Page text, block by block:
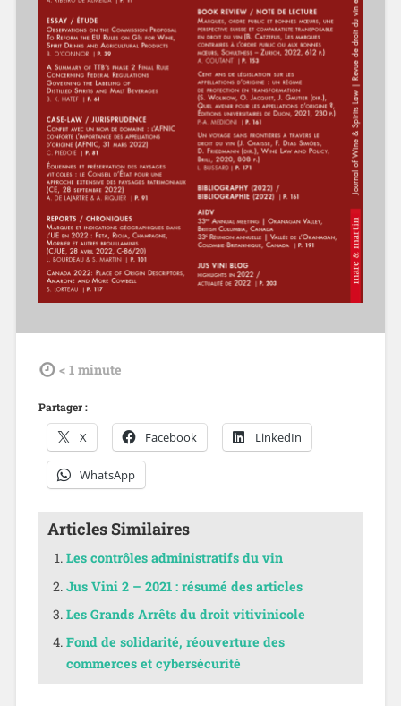
tdl < 1 minute
Partager :
X Facebook LinkedIn
WhatsApp
Articles Similaires
Les contrôles administratifs du vin
Jus Vini 2 – 2021 : résumé des articles
Les Grands Arrêts du droit vitivinicole
Fond de solidarité, réouverture des
commerces et cybersécurité